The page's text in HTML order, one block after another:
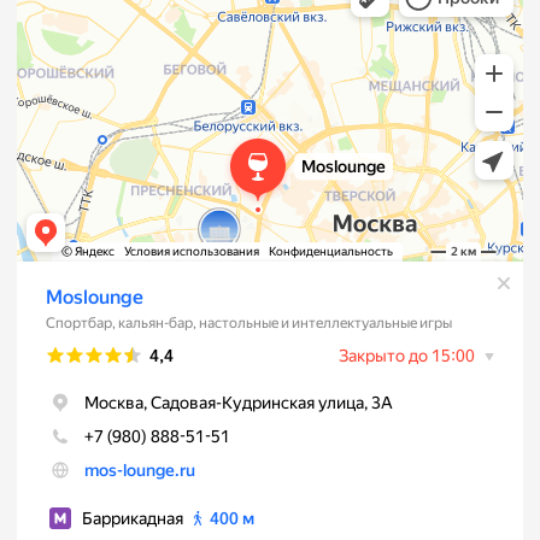
Бронируйте онлайн
Подписывайтесь на наши соц. сети и
будьте в курсе всех акций и событий
VK *Instagram
Telegram WhatsApp
Согласие на обработку данных
Политика конфиденциальности
*Facebook, Instagram принадлежат Meta, признанной в
России экстримисткой организацией.
разрешено с
вайфай